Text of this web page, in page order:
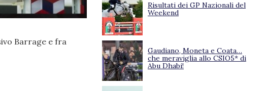
Barrage e fra
Risultati dei GP Nazionali del
Weekend
Gaudiano, Moneta e Coata…
che meraviglia allo CSIO5* di
Abu Dhabi!